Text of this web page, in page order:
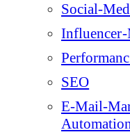
Social-
SEO
E-Mail-